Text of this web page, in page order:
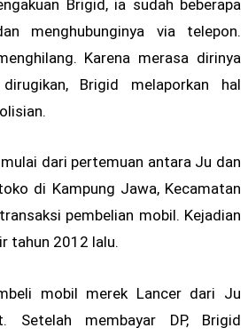
Brigid, ia sudah beberapa
menghubunginya via telepon.
Karena merasa dirinya
Brigid melaporkan hal
dari pertemuan antara Ju dan
di Kampung Jawa, Kecamatan
pembelian mobil. Kejadian
tahun 2012 lalu.
mobil merek Lancer dari Ju
Setelah membayar DP, Brigid